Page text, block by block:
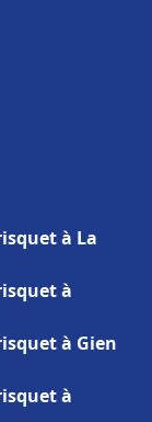
à La
à
à Gien
à